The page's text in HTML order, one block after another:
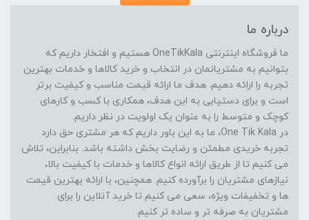
درباره ما
ما فروشگاه اینترنتی OneTikKala هستیم و افتخار داریم که
بتوانیم به مشتریانمان در انتخاب و خرید کالاها و خدمات بهترین
تجربه را ارائه دهیم. هدف ما ارائه قیمت مناسب و کیفیت برتر
است و برای دستیابی به این هدف، همکاری با کسب و کارهای
کوچک و متوسط را به عنوان یک اولویت در نظر داریم.
در One Tik Kala، ما به این باور داریم که هر مشتری حق دارد
تجربه خریدی مطمئن و رضایت بخش داشته باشد. بنابراین، تلاش
می کنیم تا از طریق ارائه انواع کالاها و خدمات با کیفیت بالا،
نیازهای مشتریان را برآورده کنیم. همچنین، با ارائه بهترین قیمت
ها و تخفیفات ویژه، سعی می کنیم تا خرید آنلاین را برای
مشتریان به صرفه تر و ساده تر کنیم.